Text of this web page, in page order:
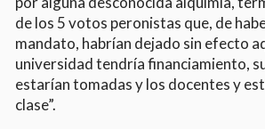
de los 5 votos peronistas que, de
mandato, habrían dejado sin efecto
universidad tendría financiamiento,
estarían tomadas y los docentes y
clase”.